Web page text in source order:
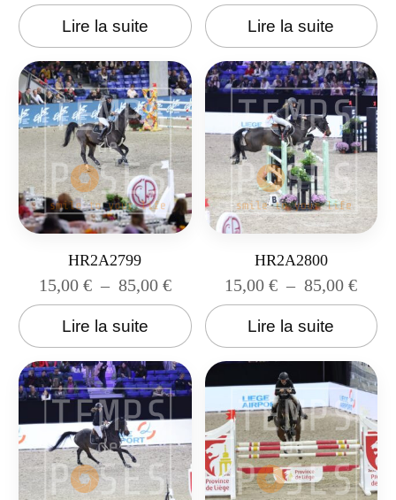
Lire la suite Lire la suite
HR2A2799
15,00 € – 85,00 €
Lire la suite
HR2A2800
15,00€ – 85,00€
Lire la suite